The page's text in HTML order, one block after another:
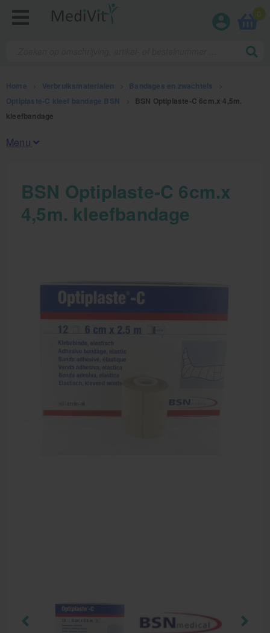
0
Home Verbruiksmaterialen Bandages en zwachtels
Optiplaste-C kleef bandage BSN
BSN Optiplaste-C 6cm.x 4,5m.
kleefbandage
Menu
Fysiotherapieproducten
Verbruiksmaterialen
Farmaceutische artikelen
Verzorgingskoffers | Bidonkratten
Voedingssupplementen
Massagetafels
BSN Optiplaste-C 6cm.x
4,5m. kleefbandage